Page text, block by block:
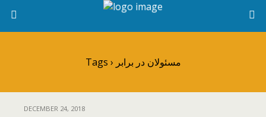
Tags › مسئولان در برابر
DECEMBER 24, 2018